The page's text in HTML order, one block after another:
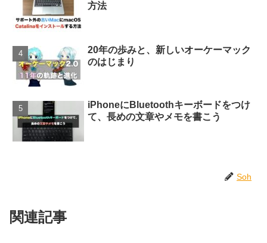
方法
20年の歩みと、新しいオーケーマック
のはじまり
iPhoneにBluetoothキーボードをつけ
て、長めの文章やメモを書こう
Soh
関連記事